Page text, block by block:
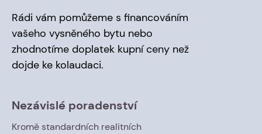
Rádi vám pomůžeme s financováním
vašeho vysněného bytu nebo
zhodnotíme doplatek kupní ceny než
dojde ke kolaudaci.
Nezávislé poradenství
Kromě standardních realitních